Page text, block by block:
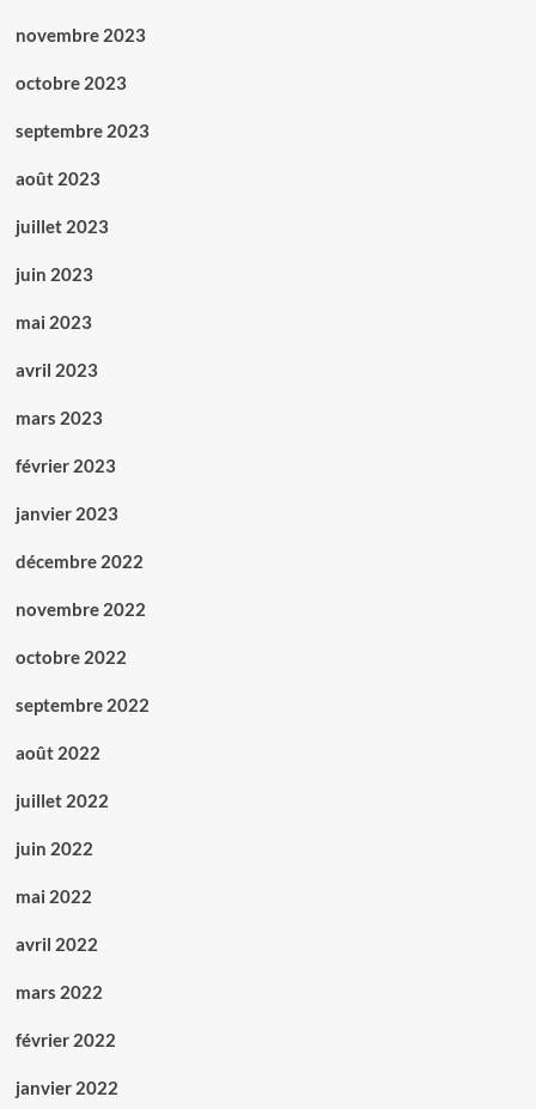
novembre 2023
octobre 2023
septembre 2023
août 2023
juillet 2023
juin 2023
mai 2023
avril 2023
mars 2023
février 2023
janvier 2023
décembre 2022
novembre 2022
octobre 2022
septembre 2022
août 2022
juillet 2022
juin 2022
mai 2022
avril 2022
mars 2022
février 2022
janvier 2022